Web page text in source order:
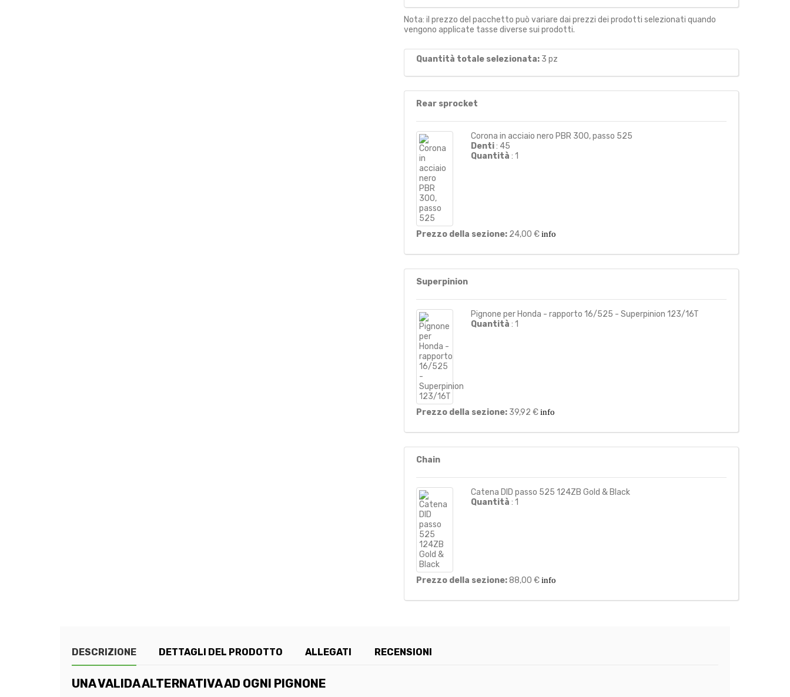
Nota: il prezzo del pacchetto può variare dai prezzi dei prodotti selezionati quando
vengono applicate tasse diverse sui prodotti.
Quantità totale selezionata: 3 pz
Rear sprocket
Corona in acciaio nero PBR 300, passo 525
Denti: 45
Quantità : 1
Prezzo della sezione: 24,00 €info
Superpinion
Pignone per Honda - rapporto 16/525 - Superpinion 123/16T
Quantità : 1
Prezzo della sezione: 39,92 €info
Chain
Catena DID passo 525 124ZB Gold & Black
Quantità : 1
Prezzo della sezione:88,00 €info
DESCRIZIONE DETTAGLI DEL PRODOTTO ALLEGATI RECENSIONI
UNA VALIDA ALTERNATIVA AD OGNI PIGNONE